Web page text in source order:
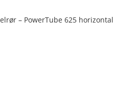
– PowerTube 625 horizontal